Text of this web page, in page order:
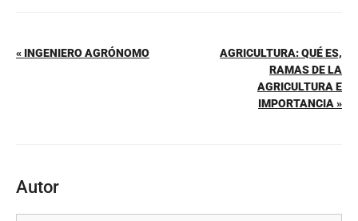
« INGENIERO AGRÓNOMO
AGRICULTURA: QUÉ ES,
RAMAS DE LA
AGRICULTURA E
IMPORTANCIA »
Autor